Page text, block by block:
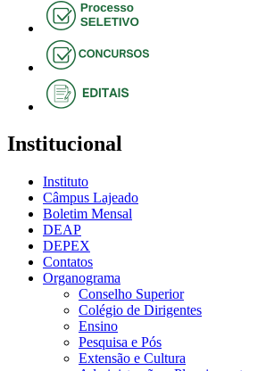
Institucional
Instituto
Câmpus Lajeado
Boletim Mensal
DEAP
DEPEX
Contatos
Organograma
Conselho Superior
Colégio de Dirigentes
Ensino
Pesquisa e Pós
Extensão e Cultura